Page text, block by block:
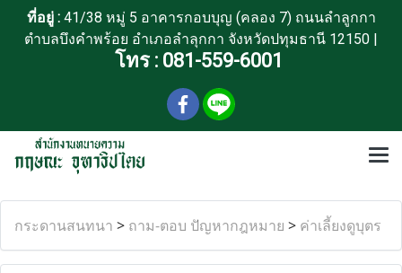
ที่อยู่ :41/38 หมู่ 5 อาคารกอบบุญ (คลอง 7) ถนนลำลูกกา
ตำบลบึงคำพร้อย อำเภอลำลุกกา จังหวัดปทุมธานี 12150 |
โทร : 081-559-6001
กระดานสนทนา > ถาม-ตอบ ปัญหากฎหมาย > ค่าเลี้ยงดูบุตร